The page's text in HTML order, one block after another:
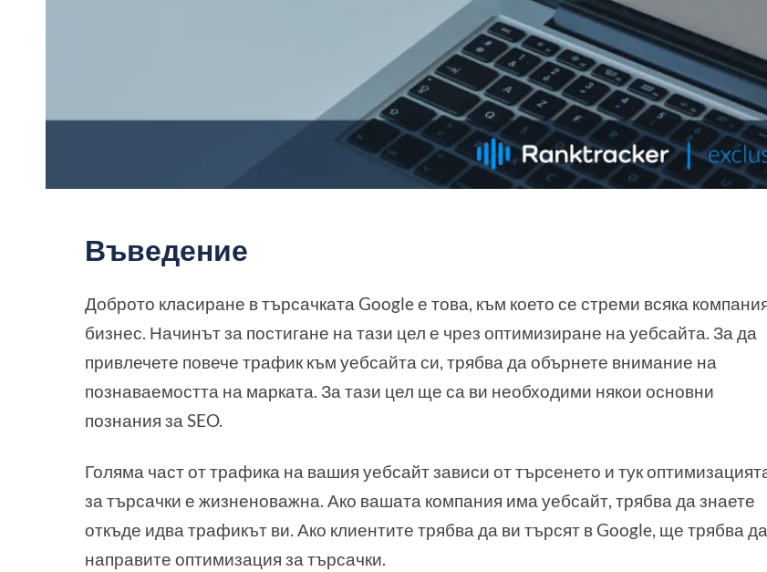
Въведение
Доброто класиране в търсачката Google е това, към което се стреми всяка
бизнес. Начинът за постигане на тази цел е чрез оптимизиране на уебсайта. За да
привлечете повече трафик към уебсайта си, трябва да обърнете внимание на
познаваемостта на марката. За тази цел ще са ви необходими някои основни
познания за SEO.
Голяма част от трафика на вашия уебсайт зависи от търсенето и тук
за търсачки е жизненоважна. Ако вашата компания има уебсайт, трябва да знаете
откъде идва трафикът ви. Ако клиентите трябва да ви търсят в Google, ще трябва да
направите оптимизация за търсачки.